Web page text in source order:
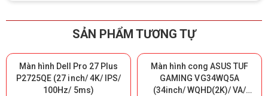
SẢN PHẨM TƯƠNG TỰ
Màn hình Dell Pro 27 Plus
P2725QE (27 inch/ 4K/ IPS/
100Hz/ 5ms)
Màn hình cong ASUS TUF
GAMING VG34WQ5A
(34inch/ WQHD(2K)/ VA/